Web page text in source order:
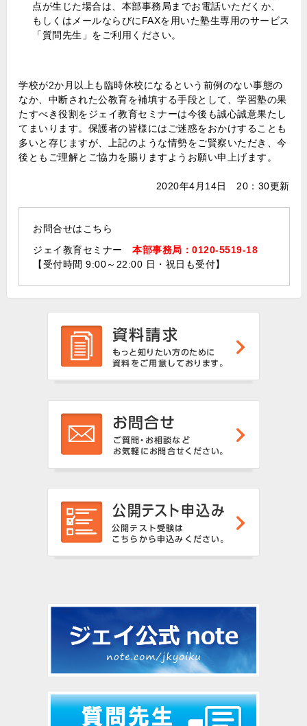
点が生じた場合は、本部事務局までお電話いただくか、
もしくはメールならびにFAXを用いた塾生専用のサービス
「質問先生」をご利用ください。
学校が2か月以上も臨時休校になるという前例のない事態の
なか、中断された公教育を補填する手段として、学習塾の果
たすべき役割をジェイ教育セミナーは今後も誠心誠意果たし
てまいります。保護者の皆様にはご迷惑をおかけすることも
多いと存じますが、上記のような情勢をご賢察いただき、今
後ともご理解とご協力を賜りますようお願い申上げます。
2020年4月14日 20：30更新
お問合せはこちら
ジェイ教育セミナー本部事務局：0120-5519-18
【受付時間 9:00～22:00 日・祝日も受付】